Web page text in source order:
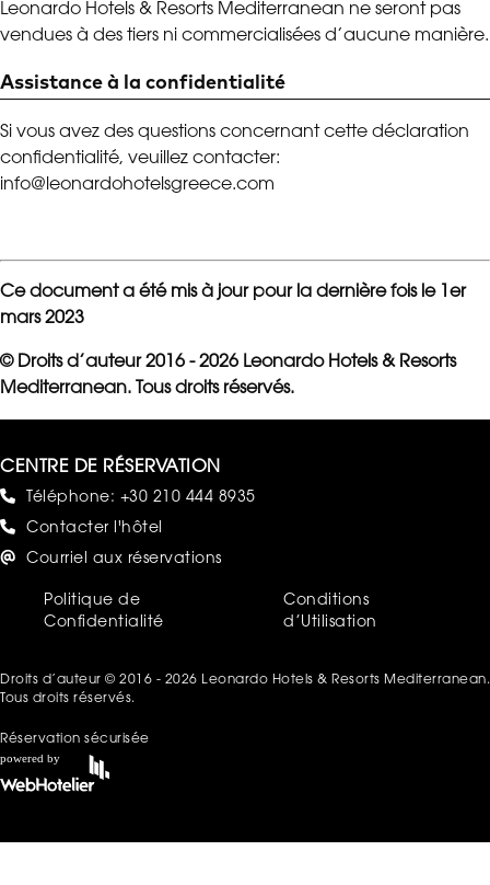
Leonardo Hotels & Resorts Mediterranean ne seront pas
vendues à des tiers ni commercialisées d’aucune manière.
Assistance à la confidentialité
Si vous avez des questions concernant cette déclaration
confidentialité, veuillez contacter:
info@leonardohotelsgreece.com
Ce document a été mis à jour pour la dernière fois le 1er
mars 2023
© Droits d’auteur 2016 - 2026 Leonardo Hotels & Resorts
Mediterranean. Tous droits réservés.
CENTRE DE RÉSERVATION
Téléphone: +30 210 444 8935
Contacter l'hôtel
Courriel aux réservations
Droits d’auteur © 2016 - 2026 Leonardo Hotels & Resorts Mediterranean.
Tous droits réservés.
Politique de
Confidentialité
Conditions
d’Utilisation
Réservation sécurisée